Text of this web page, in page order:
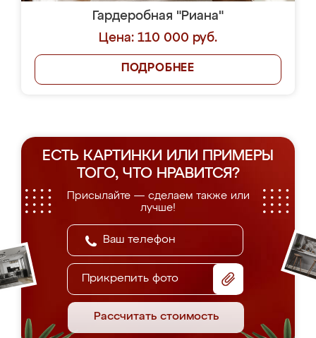
Гардеробная "Риана"
Цена: 110 000 руб.
ПОДРОБНЕЕ
ЕСТЬ КАРТИНКИ ИЛИ ПРИМЕРЫ
ТОГО, ЧТО НРАВИТСЯ?
Присылайте — сделаем также или
лучше!
Прикрепить фото
Рассчитать стоимость